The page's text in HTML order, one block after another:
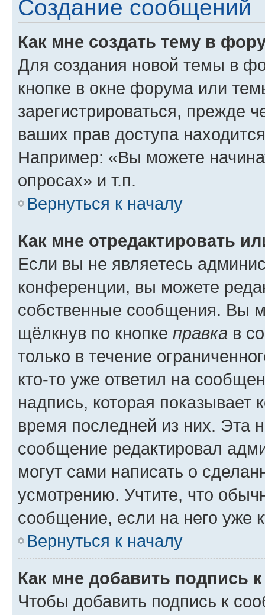
Создание сообщений
Как мне создать тему в
Для создания новой темы в
кнопке в окне форума или
зарегистрироваться, прежде
ваших прав доступа
Например: «Вы можете
опросах» и т.п.
Вернуться к началу
Как мне отредактировать
Если вы не являетесь
конференции, вы можете
собственные сообщения. Вы
щёлкнув по кнопке правка в
только в течение
кто-то уже ответил на
надпись, которая показывает
время последней из них. Эта
сообщение редактировал
могут сами написать о
усмотрению. Учтите, что
сообщение, если на него уже
Вернуться к началу
Как мне добавить подпись
Чтобы добавить подпись к